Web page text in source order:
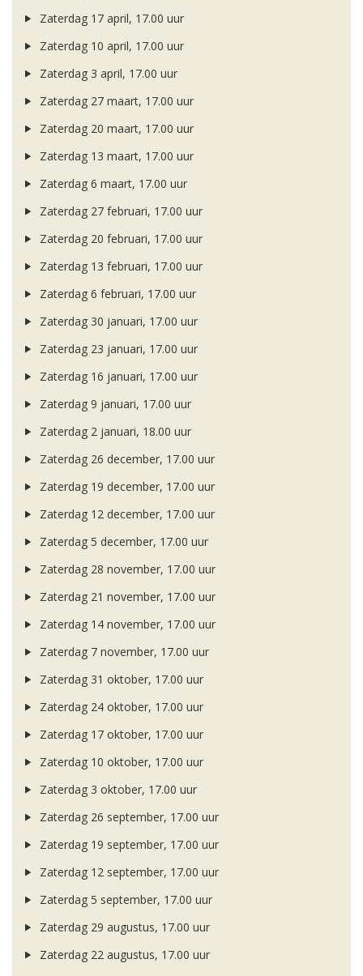
Zaterdag 17 april, 17.00 uur
Zaterdag 10 april, 17.00 uur
Zaterdag 3 april, 17.00 uur
Zaterdag 27 maart, 17.00 uur
Zaterdag 20 maart, 17.00 uur
Zaterdag 13 maart, 17.00 uur
Zaterdag 6 maart, 17.00 uur
Zaterdag 27 februari, 17.00 uur
Zaterdag 20 februari, 17.00 uur
Zaterdag 13 februari, 17.00 uur
Zaterdag 6 februari, 17.00 uur
Zaterdag 30 januari, 17.00 uur
Zaterdag 23 januari, 17.00 uur
Zaterdag 16 januari, 17.00 uur
Zaterdag 9 januari, 17.00 uur
Zaterdag 2 januari, 18.00 uur
Zaterdag 26 december, 17.00 uur
Zaterdag 19 december, 17.00 uur
Zaterdag 12 december, 17.00 uur
Zaterdag 5 december, 17.00 uur
Zaterdag 28 november, 17.00 uur
Zaterdag 21 november, 17.00 uur
Zaterdag 14 november, 17.00 uur
Zaterdag 7 november, 17.00 uur
Zaterdag 31 oktober, 17.00 uur
Zaterdag 24 oktober, 17.00 uur
Zaterdag 17 oktober, 17.00 uur
Zaterdag 10 oktober, 17.00 uur
Zaterdag 3 oktober, 17.00 uur
Zaterdag 26 september, 17.00 uur
Zaterdag 19 september, 17.00 uur
Zaterdag 12 september, 17.00 uur
Zaterdag 5 september, 17.00 uur
Zaterdag 29 augustus, 17.00 uur
Zaterdag 22 augustus, 17.00 uur